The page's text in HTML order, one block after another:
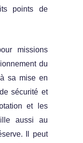
points de
missions
du
sa mise en
sécurité et
et les
aussi au
Il peut